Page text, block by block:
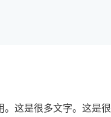
这是很多文字。这是